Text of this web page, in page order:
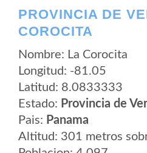
PROVINCIA DE
COROCITA
Nombre: La Corocita
Longitud: -81.05
Latitud: 8.0833333
Estado: Provincia de
Pais: Panama
Altitud: 301 metros